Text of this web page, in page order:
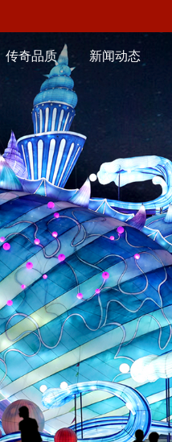
传奇品质 新闻动态